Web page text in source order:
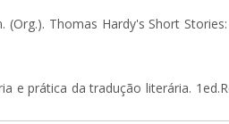
(Org.). Thomas Hardy's Short
e prática da tradução literária.